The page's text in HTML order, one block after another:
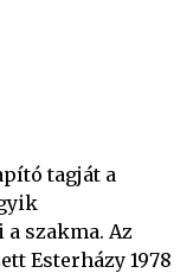
tagját a
szakma. Az
Esterházy 1978